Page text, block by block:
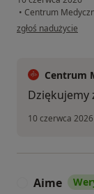
• Centrum
w opinii użytkownika
zgłoś nadużycie
Centrum
Dziękujemy
10 czerwca 2026
Aime